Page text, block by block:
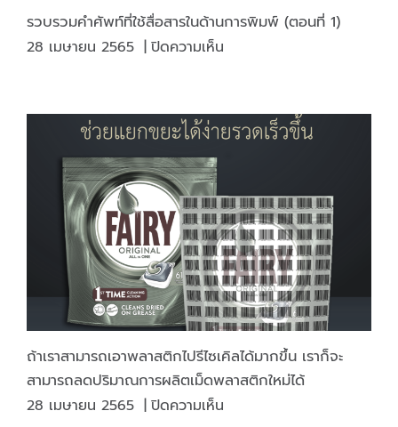
Social
media
รวบรวมคำศัพท์ที่ใช้สื่อสารในด้านการพิมพ์ (ตอนที่ 1)
28 เมษายน 2565 | ปิดความเห็นบน
ศัพท์
ที่
ใน
ด้าน
การ
พิมพ์
(ตอน
ที่
1)
ถ้าเราสามารถเอาพลาสติกไปรีไซเคิลได้มากขึ้น เราก็จะ
สามารถลดปริมาณการผลิตเม็ดพลาสติกใหม่ได้
28 เมษายน 2565 ปิดความเห็นบน